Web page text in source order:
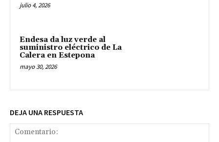
julio 4, 2026
Endesa da luz verde al
suministro eléctrico de La
Calera en Estepona
mayo 30, 2026
DEJA UNA RESPUESTA